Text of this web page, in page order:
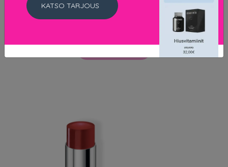
Color Statement Lipstick Uptown Mauve
11.5 EUR
KATSO TARJOUS